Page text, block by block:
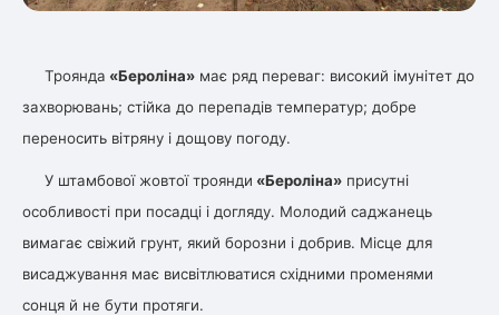
Троянда «Бероліна» має ряд переваг: високий імунітет до
захворювань; стійка до перепадів температур; добре
переносить вітряну і дощову погоду.
У штамбової жовтої троянди «Бероліна» присутні
особливості при посадці і догляду. Молодий саджанець
вимагає свіжий грунт, який борозни і добрив. Місце для
висаджування має висвітлюватися східними променями
сонця й не бути протяги.